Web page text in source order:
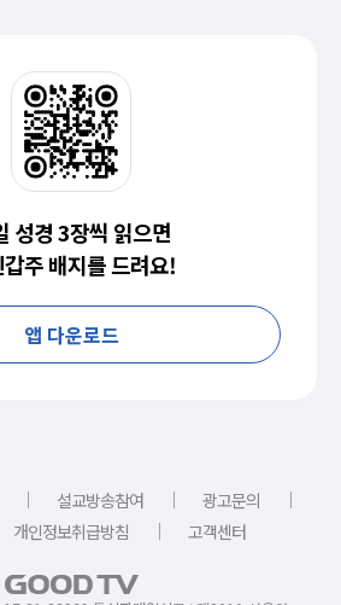
성경 3장씩 읽으면
주 배지를 드려요!
앱 다운로드
｜ 설교방송참여 ｜ 광고문의
｜
개인정보취급방침 ｜ 고객센터